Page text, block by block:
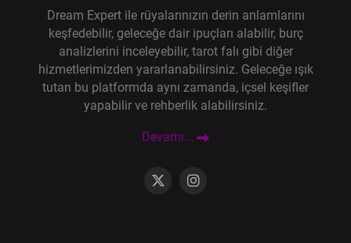
Dream Expert ile rüyalarınızın derin anlamlarını
keşfedebilir, geleceğe dair ipuçları alabilir, burç
analizlerini inceleyebilir, tarot falı gibi diğer
hizmetlerimizden yararlanabilirsiniz. Geleceğe ışık
tutan bu platformda aynı zamanda, içsel keşifler
yapabilir ve rehberlik alabilirsiniz.
Devamı...